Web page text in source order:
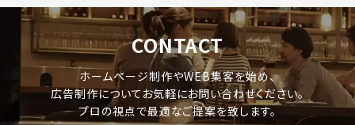
CONTACT
ホームページ制作やWEB集客を始め、
広告制作についてお気軽にお問い合わせください。
プロの視点で最適なご提案を致します。